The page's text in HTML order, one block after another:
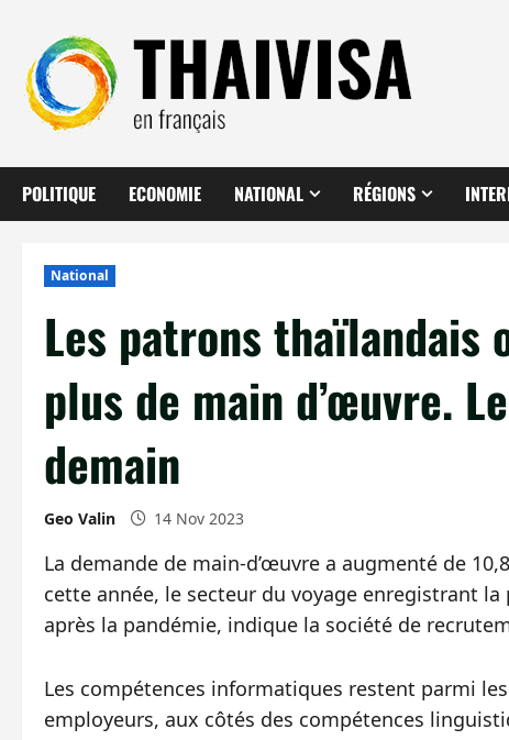
contenu
POLITIQUE ECONOMIE NATIONAL RÉGIONS
National
Les patrons thaïlandais
plus de main d’œuvre.
demain
Geo Valin 14 Nov 2023
La demande de main-d’œuvre a augmenté de
cette année, le secteur du voyage enregistrant
après la pandémie, indique la société de
Les compétences informatiques restent parmi
employeurs, aux côtés des compétences